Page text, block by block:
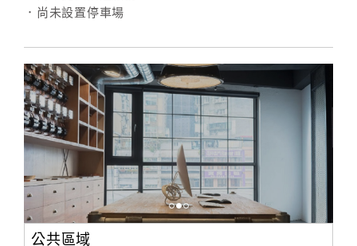
．尚未設置停車場
公共區域